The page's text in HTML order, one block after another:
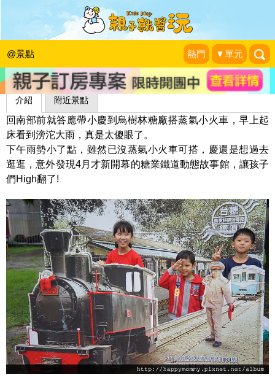
@景點 熱門 ▼單元
烏樹林文化園區
Wenwen小姐和寶貝們
介紹 附近景點
回南部前就答應帶小慶到烏樹林糖廠搭蒸氣小火車，早上起
床看到滂沱大雨，真是太傻眼了。
下午雨勢小了點，雖然已沒蒸氣小火車可搭，慶還是想過去
逛逛，意外發現4月才新開幕的糖業鐵道動態故事館，讓孩子
們High翻了!